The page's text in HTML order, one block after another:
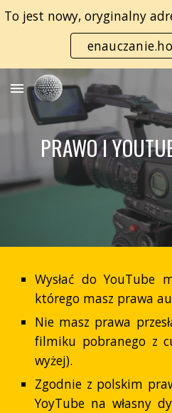
Skip to main content
PRAWO I
Wysłać do YouTube
którego masz prawa
Nie masz prawa
filmiku pobranego z
wyżej).
Zgodnie z polskim
YoyTube na własny